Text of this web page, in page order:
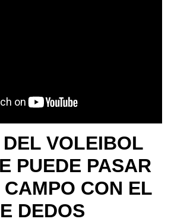
VOLEIBOL
PUEDE PASAR
CON EL
DEDOS